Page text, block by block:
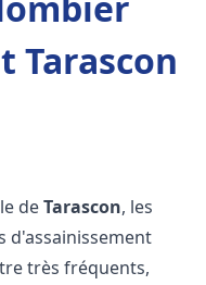
Tarascon
deTarascon, les
d'assainissement
très fréquents,